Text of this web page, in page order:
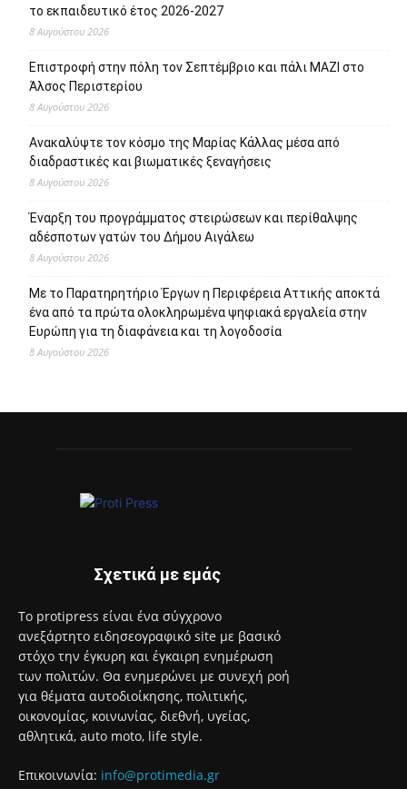
το εκπαιδευτικό έτος 2026-2027
8 Αυγούστου 2026
Επιστροφή στην πόλη τον Σεπτέμβριο και πάλι ΜΑΖΙ στο
Άλσος Περιστερίου
8 Αυγούστου 2026
Ανακαλύψτε τον κόσμο της Μαρίας Κάλλας μέσα από
διαδραστικές και βιωματικές ξεναγήσεις
8 Αυγούστου 2026
Έναρξη του προγράμματος στειρώσεων και περίθαλψης
αδέσποτων γατών του Δήμου Αιγάλεω
8 Αυγούστου 2026
Με το Παρατηρητήριο Έργων η Περιφέρεια Αττικής αποκτά
ένα από τα πρώτα ολοκληρωμένα ψηφιακά εργαλεία στην
Ευρώπη για τη διαφάνεια και τη λογοδοσία
8 Αυγούστου 2026
Σχετικά με εμάς
Το protipress είναι ένα σύγχρονο
ανεξάρτητο ειδησεογραφικό site με βασικό
στόχο την έγκυρη και έγκαιρη ενημέρωση
των πολιτών. Θα ενημερώνει με συνεχή ροή
για θέματα αυτοδιοίκησης, πολιτικής,
οικονομίας, κοινωνίας, διεθνή, υγείας,
αθλητικά, auto moto, life style.
Επικοινωνία: info@protimedia.gr